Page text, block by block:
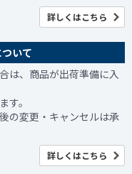
詳しくはこちら
いて
は、商品が出荷準備に入
す。
の変更・キャンセルは承
詳しくはこちら